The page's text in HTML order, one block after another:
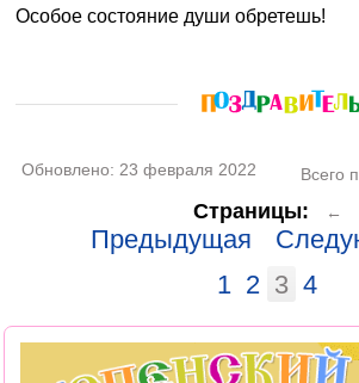
Особое состояние души обретешь!
Обновлено: 23 февраля 2022 Всего
Страницы: ←
Предыдущая
1 2 3 4